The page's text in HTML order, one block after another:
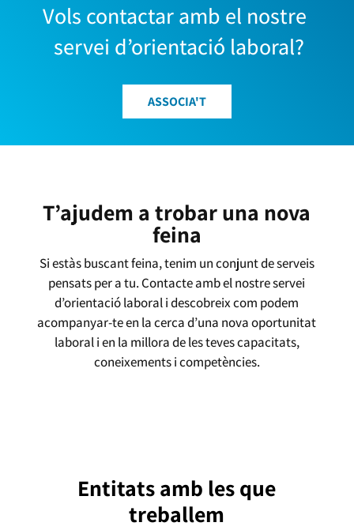
Vols contactar amb el nostre
servei d’orientació laboral?
ASSOCIA'T
T’ajudem a trobar una nova
feina
Si estàs buscant feina, tenim un conjunt de serveis
pensats per a tu. Contacte amb el nostre servei
d’orientació laboral i descobreix com podem
acompanyar-te en la cerca d’una nova oportunitat
laboral i en la millora de les teves capacitats,
coneixements i competències.
Entitats amb les que
treballem